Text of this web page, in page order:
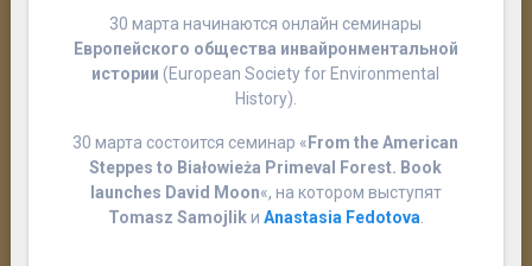
30 марта начинаются онлайн семинары
Европейского общества инвайронментальной
истории (European Society for Environmental
History).
30 марта состоится семинар « From the American
Steppes to Białowieża Primeval Forest. Book
launches David Moon«, на котором выступят
Tomasz Samojlikи Anastasia Fedotova